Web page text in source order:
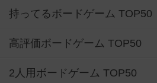
持ってるボードゲーム TOP50
高評価ボードゲーム TOP50
2人用ボードゲーム TOP50